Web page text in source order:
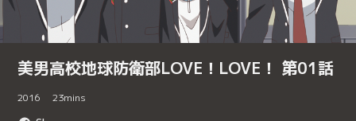
美男高校地球防衛部LOVE！LOVE！ 第01話
2016 23mins